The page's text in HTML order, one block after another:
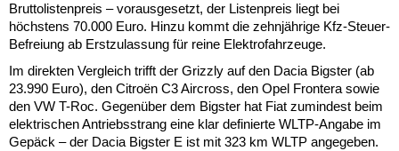
Bruttolistenpreis – vorausgesetzt, der Listenpreis liegt bei
höchstens 70.000 Euro. Hinzu kommt die zehnjährige Kfz-Steuer-
Befreiung ab Erstzulassung für reine Elektrofahrzeuge.
Im direkten Vergleich trifft der Grizzly auf den Dacia Bigster (ab
23.990 Euro), den Citroën C3 Aircross, den Opel Frontera sowie
den VW T-Roc. Gegenüber dem Bigster hat Fiat zumindest beim
elektrischen Antriebsstrang eine klar definierte WLTP-Angabe im
Gepäck – der Dacia Bigster E ist mit 323 km WLTP angegeben.